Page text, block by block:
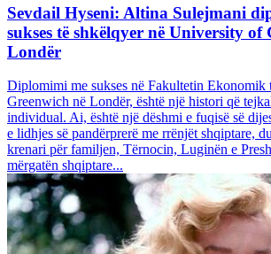
Sevdail Hyseni: Altina Sulejmani
sukses të shkëlqyer në University of
Londër
Diplomimi me sukses në Fakultetin
Greenwich në Londër, është një histori që
individual. Ai, është një dëshmi e fuqisë së
e lidhjes së pandërprerë me rrënjët shqiptare,
krenari për familjen, Tërnocin, Luginën e
mërgatën shqiptare...